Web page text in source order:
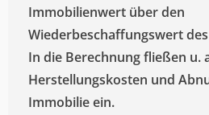
Immobilienwert über den
Wiederbeschaffungswert
In die Berechnung fließen u.
Herstellungskosten und
Immobilie ein.